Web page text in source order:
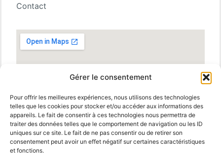
Gérer le consentement
Pour offrir les meilleures expériences, nous utilisons des technologies
telles que les cookies pour stocker et/ou accéder aux informations des
appareils. Le fait de consentir à ces technologies nous permettra de
traiter des données telles que le comportement de navigation ou les ID
uniques sur ce site. Le fait de ne pas consentir ou de retirer son
consentement peut avoir un effet négatif sur certaines caractéristiques
et fonctions.
Contact